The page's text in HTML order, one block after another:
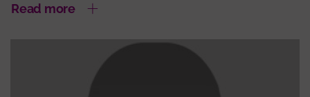
Read more